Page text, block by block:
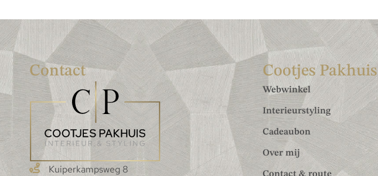
Contact
Kuiperkampsweg 8
Cootjes Pakhuis
Webwinkel
Interieurstyling
Cadeaubon
Over mij